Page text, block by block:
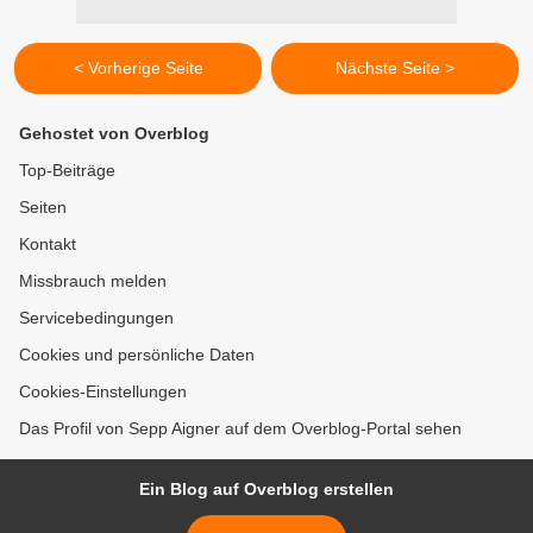
< Vorherige Seite Nächste Seite >
Gehostet von Overblog
Top-Beiträge
Seiten
Kontakt
Missbrauch melden
Servicebedingungen
Cookies und persönliche Daten
Cookies-Einstellungen
Das Profil von Sepp Aigner auf dem Overblog-Portal sehen
Ein Blog auf Overblog erstellen